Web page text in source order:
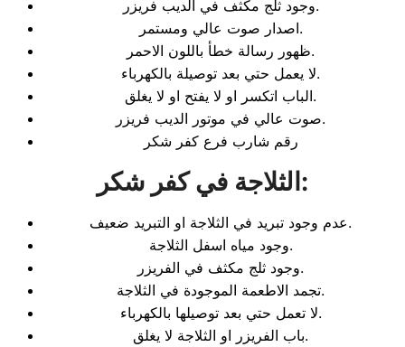
وجود ثلج مكثف في الديب فريزر.
اصدار صوت عالي ومستمر.
ظهور رسالة خطأ باللون الاحمر.
لا يعمل حتي بعد توصيلة بالكهرباء.
الباب اتكسر او لا يفتح او لا يغلق.
صوت عالي في موتور الديب فريزر.
رقم شارب فرع كفر شكر
الثلاجة في كفر شكر :
عدم وجود تبريد في الثلاجة او التبريد ضعيف.
وجود مياه اسفل الثلاجة.
وجود ثلج مكثف في الفريزر.
تجمد الاطعمة الموجودة في الثلاجة.
لا تعمل حتي بعد توصيلها بالكهرباء.
باب الفريزر او الثلاجة لا يغلق.